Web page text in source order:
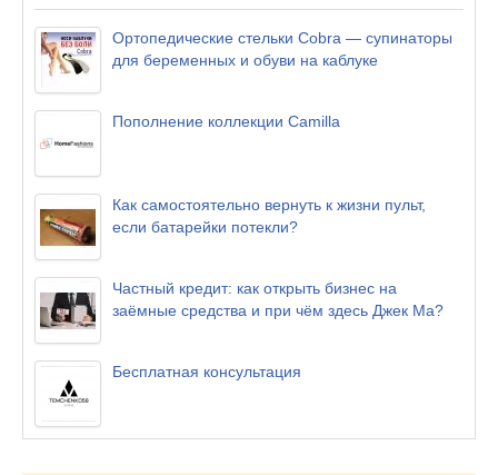
Ортопедические стельки Cobra — супинаторы
для беременных и обуви на каблуке
Пополнение коллекции Camilla
Как самостоятельно вернуть к жизни пульт,
если батарейки потекли?
Частный кредит: как открыть бизнес на
заёмные средства и при чём здесь Джек Ма?
Бесплатная консультация